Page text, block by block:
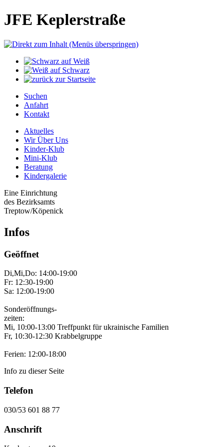
JFE Keplerstraße
Suchen
Anfahrt
Kontakt
Aktuelles
Wir Über Uns
Kinder-Klub
Mini-Klub
Beratung
Kindergalerie
Eine Einrichtung
des Bezirksamts
Treptow/Köpenick
Infos
Geöffnet
Di,Mi,Do: 14:00-19:00
Fr: 12:30-19:00
Sa: 12:00-19:00
Sonderöffnungs-
zeiten:
Mi, 10:00-13:00 Treffpunkt für ukrainische Familien
Fr, 10:30-12:30 Krabbelgruppe
Ferien: 12:00-18:00
Info zu dieser Seite
Telefon
030/53 601 88 77
Anschrift